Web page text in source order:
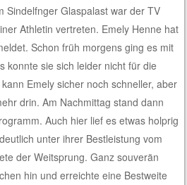
Sindelfnger Glaspalast war der TV
Athletin vertreten. Emely Henne hat
Schon früh morgens ging es mit
konnte sie sich leider nicht für die
Emely sicher noch schneller, aber
drin. Am Nachmittag stand dann
Auch hier lief es etwas holprig
unter ihrer Bestleistung vom
der Weitsprung. Ganz souverän
hin und erreichte eine Bestweite